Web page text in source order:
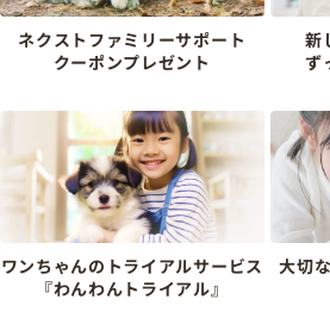
ネクストファミリーサポート
クーポンプレゼント
新
ず
ワンちゃんのトライアルサービス
『わんわんトライアル』
大切